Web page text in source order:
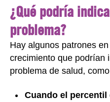
¿Qué podría
problema?
Hay algunos patrones
crecimiento que podrían
problema de salud,
Cuando el percentil